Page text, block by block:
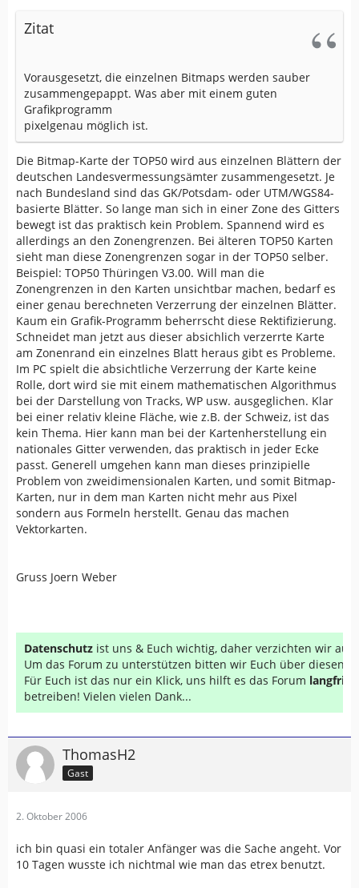
Zitat
Vorausgesetzt, die einzelnen Bitmaps werden sauber
zusammengepappt. Was aber mit einem guten
Grafikprogramm
pixelgenau möglich ist.
Die Bitmap-Karte der TOP50 wird aus einzelnen Blättern der
deutschen Landesvermessungsämter zusammengesetzt. Je
nach Bundesland sind das GK/Potsdam- oder UTM/WGS84-
basierte Blätter. So lange man sich in einer Zone des Gitters
bewegt ist das praktisch kein Problem. Spannend wird es
allerdings an den Zonengrenzen. Bei älteren TOP50 Karten
sieht man diese Zonengrenzen sogar in der TOP50 selber.
Beispiel: TOP50 Thüringen V3.00. Will man die
Zonengrenzen in den Karten unsichtbar machen, bedarf es
einer genau berechneten Verzerrung der einzelnen Blätter.
Kaum ein Grafik-Programm beherrscht diese Rektifizierung.
Schneidet man jetzt aus dieser absichlich verzerrte Karte
am Zonenrand ein einzelnes Blatt heraus gibt es Probleme.
Im PC spielt die absichtliche Verzerrung der Karte keine
Rolle, dort wird sie mit einem mathematischen Algorithmus
bei der Darstellung von Tracks, WP usw. ausgeglichen. Klar
bei einer relativ kleine Fläche, wie z.B. der Schweiz, ist das
kein Thema. Hier kann man bei der Kartenherstellung ein
nationales Gitter verwenden, das praktisch in jeder Ecke
passt. Generell umgehen kann man dieses prinzipielle
Problem von zweidimensionalen Karten, und somit Bitmap-
Karten, nur in dem man Karten nicht mehr aus Pixel
sondern aus Formeln herstellt. Genau das machen
Vektorkarten.
Gruss Joern Weber
Datenschutz ist uns & Euch wichtig, daher verzichten wir auf
Um das Forum zu unterstützen bitten wir Euch über diesen
Für Euch ist das nur ein Klick, uns hilft es das Forum
betreiben! Vielen vielen Dank...
ThomasH2
Gast
2. Oktober 2006
ich bin quasi ein totaler Anfänger was die Sache angeht. Vor
10 Tagen wusste ich nichtmal wie man das etrex benutzt.